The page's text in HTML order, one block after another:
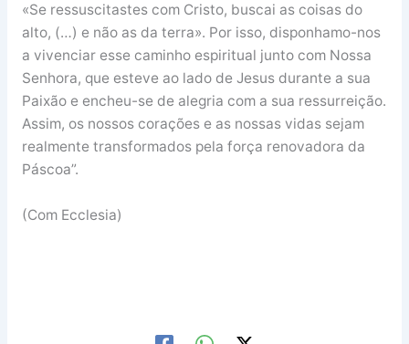
«Se ressuscitastes com Cristo, buscai as coisas do
alto, (…) e não as da terra». Por isso, disponhamo-nos
a vivenciar esse caminho espiritual junto com Nossa
Senhora, que esteve ao lado de Jesus durante a sua
Paixão e encheu-se de alegria com a sua ressurreição.
Assim, os nossos corações e as nossas vidas sejam
realmente transformados pela força renovadora da
Páscoa”.
(Com Ecclesia)